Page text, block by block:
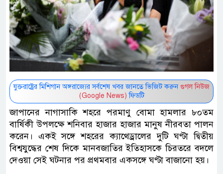
যুক্তরাষ্ট্রের মিশিগান অঙ্গরাজ্যের সর্বশেষ খবর জানতে ভিজিট করুন গুগল নিউজ
(Google News) ফিডটি
জাপানের নাগাসাকি শহরে পরমাণু বোমা হামলার ৮০তম
বার্ষিকী উপলক্ষে শনিবার হাজার হাজার মানুষ নীরবতা পালন
করেন। একই সঙ্গে শহরের ক্যাথেড্রালের দুটি ঘণ্টা দ্বিতীয়
বিশ্বযুদ্ধের শেষ দিকে মানবজাতির ইতিহাসকে চিরতরে বদলে
দেওয়া সেই ঘটনার পর প্রথমবার একসঙ্গে ঘণ্টা বাজানো হয়।